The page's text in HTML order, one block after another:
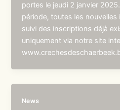
portes le jeudi 2 janvier
période, toutes les
suivi des inscriptions déjà
uniquement via notre site
News